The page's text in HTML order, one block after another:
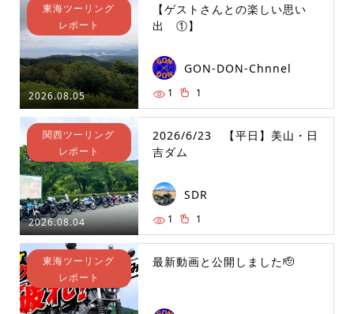
2026.08.05
東海ツーリング
レポート
【ゲストさんとの楽しい思い
出 ①】
GON-DON-Chnnel
1 1
2026.08.04
関西ツーリング
レポート
2026/6/23 【平日】美山・日
吉ダム
SDR
1 1
東海ツーリング
レポート
最新動画と公開しました🫡